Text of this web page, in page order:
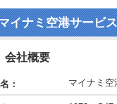
イナミ空港サービ
会社概要
： マイナミ空